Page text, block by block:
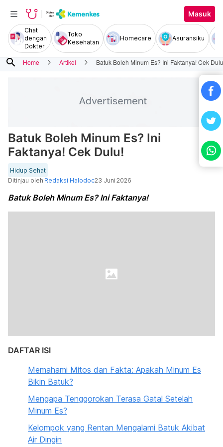
Masuk
Chat
dengan
Dokter
Toko
Kesehatan
Homecare Asuransiku
search Home Artikel Batuk Boleh Minum Es? Ini Faktanya! Cek
Batuk Boleh Minum Es? Ini
Faktanya! Cek Dulu!
Hidup Sehat
Ditinjau oleh Redaksi Halodoc23 Juni 2026
Batuk Boleh Minum Es? Ini Faktanya!
DAFTAR ISI
Memahami Mitos dan Fakta: Apakah Minum Es
Bikin Batuk?
Mengapa Tenggorokan Terasa Gatal Setelah
Minum Es?
Kelompok yang Rentan Mengalami Batuk Akibat
Air Dingin